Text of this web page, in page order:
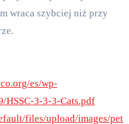
wraca szybciej niż przy
es/wp-
HSSC-3-3-3-Cats.pdf
files/upload/images/